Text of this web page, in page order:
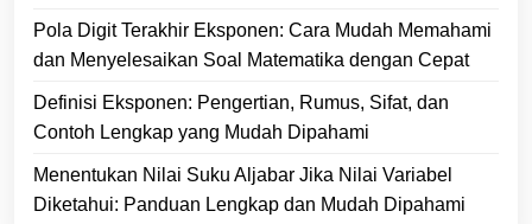
Pola Digit Terakhir Eksponen: Cara Mudah Memahami
dan Menyelesaikan Soal Matematika dengan Cepat
Definisi Eksponen: Pengertian, Rumus, Sifat, dan
Contoh Lengkap yang Mudah Dipahami
Menentukan Nilai Suku Aljabar Jika Nilai Variabel
Diketahui: Panduan Lengkap dan Mudah Dipahami